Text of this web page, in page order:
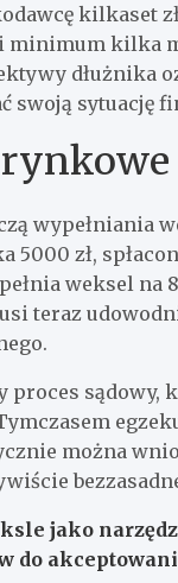
kilkaset
kilka
dłużnika
swoją sytuację
wypełniania
zł,
weksel
teraz
sądowy,
można
jako
do